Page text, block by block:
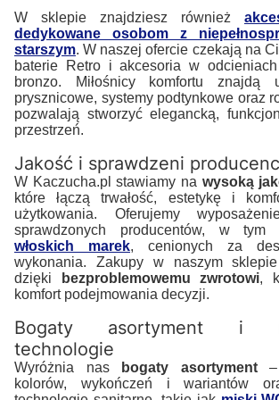
W sklepie znajdziesz również
dedykowane osobom z
starszym. W naszej ofercie czekają na
baterie Retro i akcesoria w
bronzo. Miłośnicy komfortu
prysznicowe, systemy podtynkowe oraz
pozwalają stworzyć elegancką,
przestrzeń.
Jakość i sprawdzeni
W Kaczucha.pl stawiamy na wysoką
które łączą trwałość, estetykę i
użytkowania. Oferujemy
sprawdzonych producentów, w tym
włoskich marek, cenionych za
wykonania. Zakupy w naszym
dzięki
bezproblemowemu zwrotowi,
komfort podejmowania decyzji.
Bogaty asortyment i
technologie
Wyróżnia nas bogaty asortyment–
kolorów, wykończeń i wariantów